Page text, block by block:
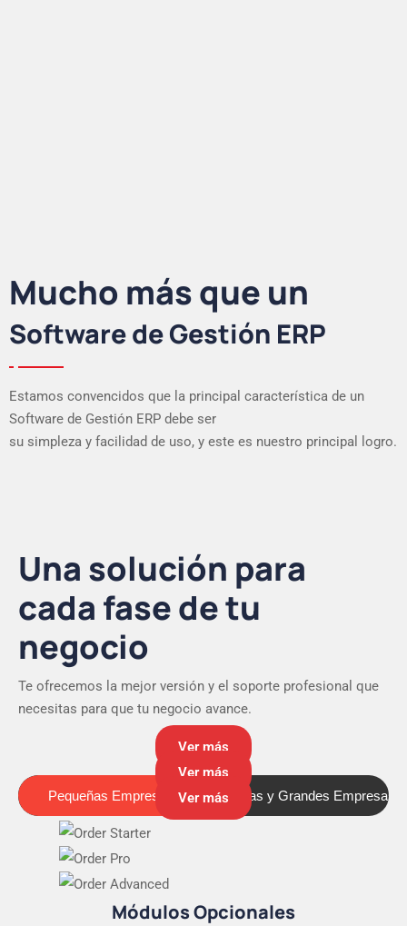
Mucho más que un
Software de Gestión ERP
Estamos convencidos que la principal característica de un
Software de Gestión ERP debe ser
su simpleza y facilidad de uso, y este es nuestro principal logro.
Una solución para
cada fase de tu
negocio
Te ofrecemos la mejor versión y el soporte profesional que
necesitas para que tu negocio avance.
Pequeñas Empresas
Pequeñas Empresas Medianas y Grandes Empresas
Ver más
Ver más
Ver más
Módulos Opcionales